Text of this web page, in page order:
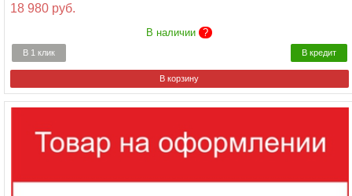
18 980 руб.
В наличии ?
В 1 клик В кредит